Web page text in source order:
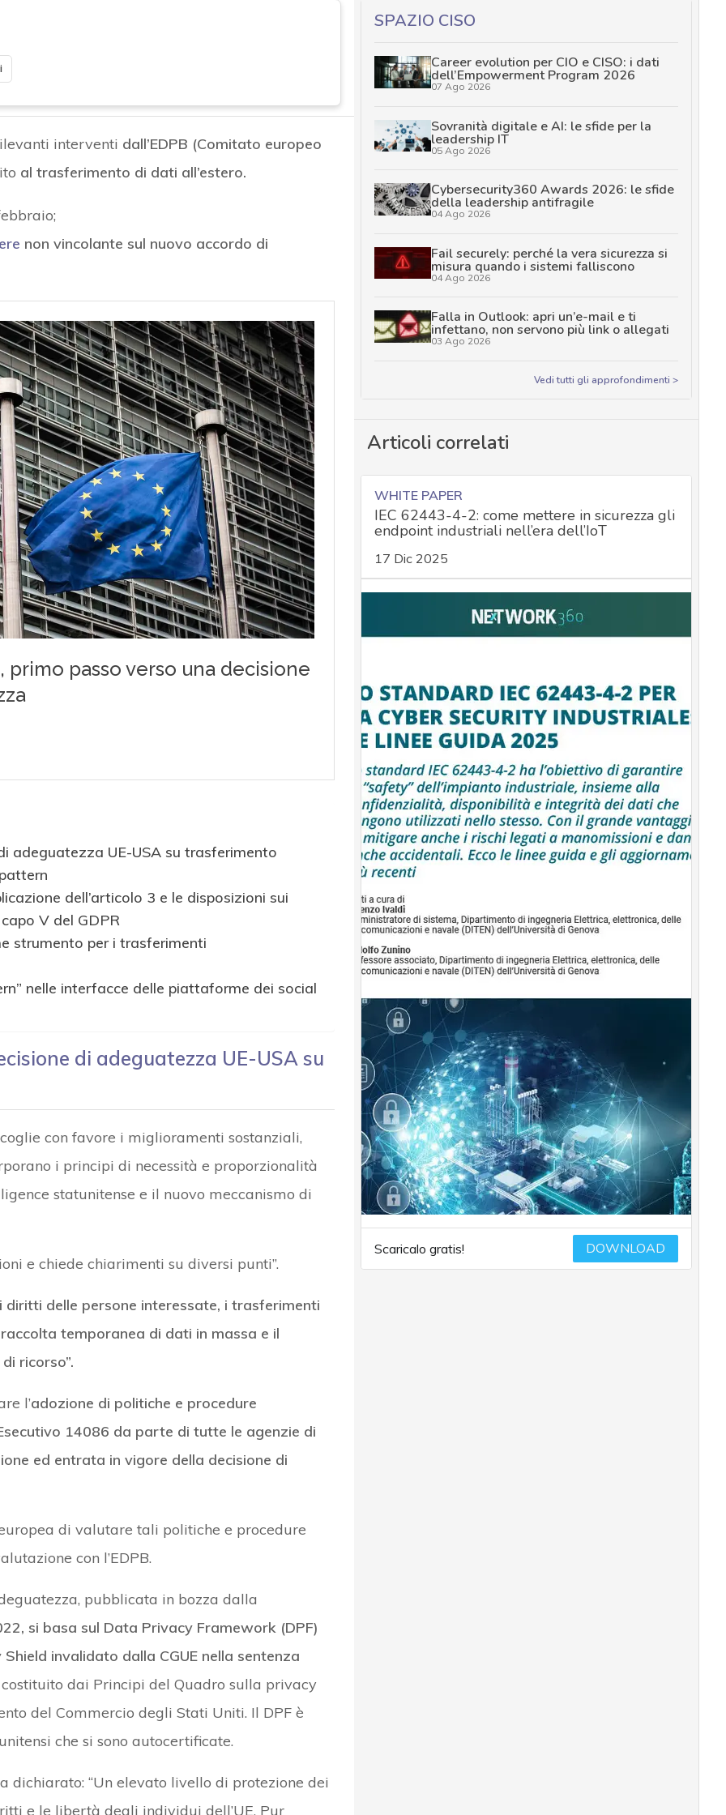
interventi dall’EDPB (Comitato europeo
al trasferimento di dati all’estero.
non vincolante sul nuovo accordo di
adeguatezza UE-USA su trasferimento
dell’articolo 3 e le disposizioni sui
V del GDPR
strumento per i trasferimenti
nelle interfacce delle piattaforme dei social
di adeguatezza UE-USA su
con favore i miglioramenti sostanziali,
i principi di necessità e proporzionalità
statunitense e il nuovo meccanismo di
e chiede chiarimenti su diversi punti”.
diritti delle persone interessate, i trasferimenti
temporanea di dati in massa e il
ricorso”.
l’adozione di politiche e procedure
14086 da parte di tutte le agenzie di
ed entrata in vigore della decisione di
di valutare tali politiche e procedure
con l’EDPB.
pubblicata in bozza dalla
si basa sul Data Privacy Framework (DPF)
invalidato dalla CGUE nella sentenza
dai Principi del Quadro sulla privacy
del Commercio degli Stati Uniti. Il DPF è
che si sono autocertificate.
dichiarato: “Un elevato livello di protezione dei
e le libertà degli individui dell’UE. Pur
SPAZIO CISO
Career evolution per CIO e CISO: i dati
dell’Empowerment Program 2026
07 Ago 2026
Sovranità digitale e AI: le sfide per la
leadership IT
05 Ago 2026
Cybersecurity360 Awards 2026: le sfide
della leadership antifragile
04 Ago 2026
Fail securely: perché la vera sicurezza si
misura quando i sistemi falliscono
04 Ago 2026
Falla in Outlook: apri un’e-mail e ti
infettano, non servono più link o allegati
03 Ago 2026
Vedi tutti gli approfondimenti >
Articoli correlati
WHITE PAPER
IEC 62443-4-2: come mettere in sicurezza gli
endpoint industriali nell’era dell’IoT
17 Dic 2025
Scaricalo gratis! DOWNLOAD